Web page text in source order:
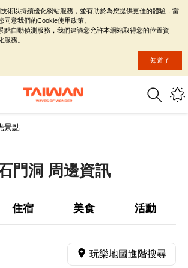
景點
門洞 周邊資訊
住宿 美食 活動
玩樂地圖進階搜尋
術以持續優化網站服務，並有助於為您提供更佳的體驗，當
意我們的Cookie使用政策。
點自動偵測服務，我們建議您允許本網站取得您的位置資
服務。
知道了